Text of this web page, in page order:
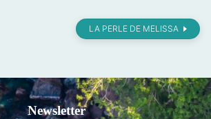
LA PERLE DE MELISSA
Newsletter